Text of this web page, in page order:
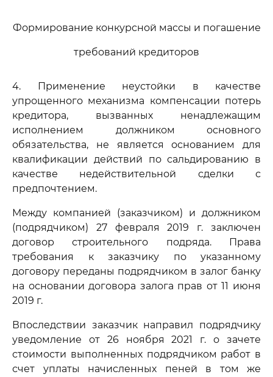
Формирование конкурсной массы и погашение
требований кредиторов
4. Применение неустойки в качестве
упрощенного механизма компенсации потерь
кредитора, вызванных ненадлежащим
исполнением должником основного
обязательства, не является основанием для
квалификации действий по сальдированию в
качестве недействительной сделки с
предпочтением.
Между компанией (заказчиком) и должником
(подрядчиком) 27 февраля 2019 г. заключен
договор строительного подряда. Права
требования к заказчику по указанному
договору переданы подрядчиком в залог банку
на основании договора залога прав от 11 июня
2019 г.
Впоследствии заказчик направил подрядчику
уведомление от 26 ноября 2021 г. о зачете
стоимости выполненных подрядчиком работ в
счет уплаты начисленных пеней в том же